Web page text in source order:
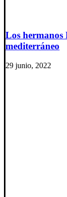
Los
mediterráneo
29 junio, 2022